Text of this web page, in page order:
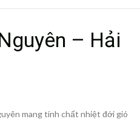
– Hải
mang tính chất nhiệt đới gió